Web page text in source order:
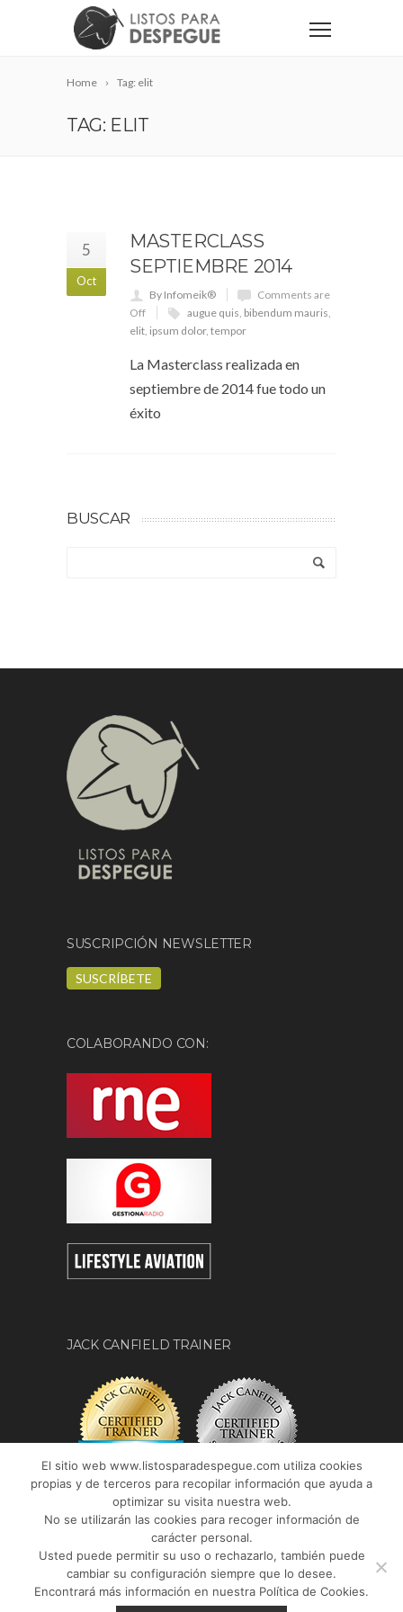
Home Tag: elit
TAG: ELIT
5
Oct
MASTERCLASS
SEPTIEMBRE 2014
By Infomeik®
Comments are
Off
augue quis, bibendum mauris,
elit, ipsum dolor, tempor
La Masterclass realizada en
septiembre de 2014 fue todo un
éxito
BUSCAR
SUSCRIPCIÓN NEWSLETTER
SUSCRÍBETE
COLABORANDO CON:
JACK CANFIELD TRAINER
El sitio web www.listosparadespegue.com utiliza cookies
propias y de terceros para recopilar información que ayuda a
optimizar su visita nuestra web.
No se utilizarán las cookies para recoger información de
carácter personal.
Usted puede permitir su uso o rechazarlo, también puede
cambiar su configuración siempre que lo desee.
Encontrará más información en nuestra Política de Cookies.